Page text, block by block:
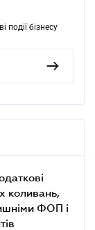
бізнесу
коливань,
ФОП і